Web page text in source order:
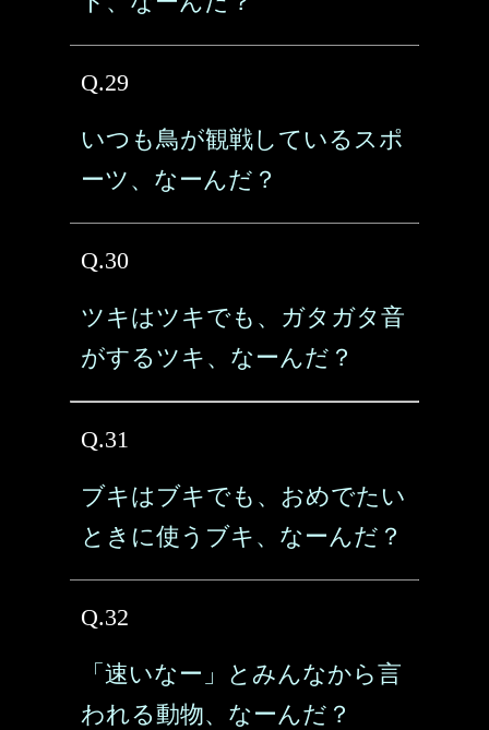
Q.29
いつも鳥が観戦しているスポ
ーツ、なーんだ？
Q.30
ツキはツキでも、ガタガタ音
がするツキ、なーんだ？
Q.31
ブキはブキでも、おめでたい
ときに使うブキ、なーんだ？
Q.32
「速いなー」とみんなから言
われる動物、なーんだ？